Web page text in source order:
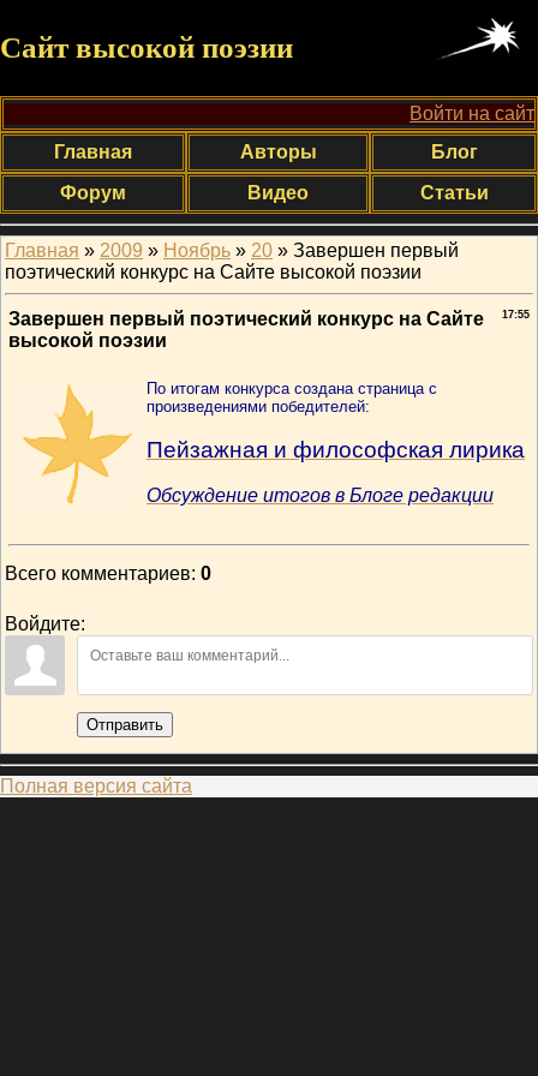
Сайт высокой поэзии
Войти на сайт
Главная
Авторы
Блог
Форум
Видео Статьи
Главная » 2009 » Ноябрь » 20 » Завершен первый
поэтический конкурс на Сайте высокой поэзии
17:55
Завершен первый поэтический конкурс на Сайте
высокой поэзии
По итогам конкурса создана страница с
произведениями победителей:
Пейзажная и философская лирика
Обсуждение итогов в Блоге редакции
Всего комментариев: 0
Войдите:
Отправить
Полная версия сайта